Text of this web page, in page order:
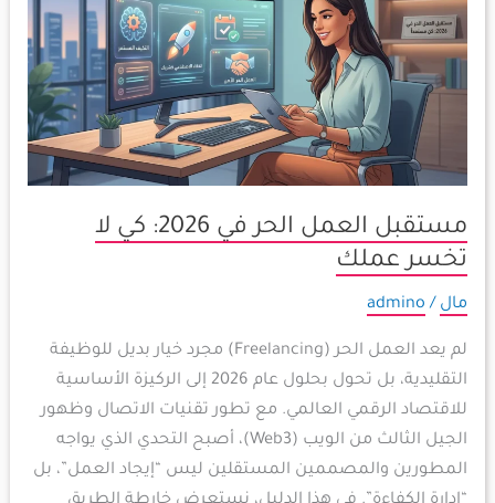
مستقبل العمل الحر في 2026: كي لا
تخسر عملك
مال /
admino
لم يعد العمل الحر (Freelancing) مجرد خيار بديل للوظيفة
التقليدية، بل تحول بحلول عام 2026 إلى الركيزة الأساسية
للاقتصاد الرقمي العالمي. مع تطور تقنيات الاتصال وظهور
الجيل الثالث من الويب (Web3)، أصبح التحدي الذي يواجه
المطورين والمصممين المستقلين ليس “إيجاد العمل”، بل
الحر
في
2026:
تخسر